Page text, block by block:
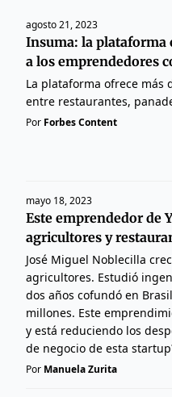
agosto 21, 2023
Insuma: la plataforma
a los emprendedores
La plataforma ofrece más
entre restaurantes,
Por Forbes Content
mayo 18, 2023
Este emprendedor de
agricultores y
José Miguel Noblecilla
agricultores. Estudió
dos años cofundó en
millones. Este
y está reduciendo los
de negocio de esta
Por Manuela Zurita